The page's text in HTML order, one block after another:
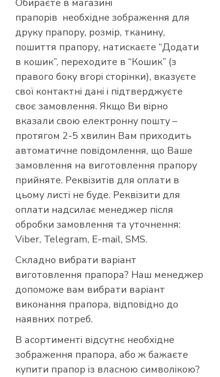
Обираєте в магазині
прапорів необхідне зображення для
друку прапору, розмір, тканину,
пошиття прапору, натискаєте “Додати
в кошик”, переходите в “Кошик” (з
правого боку вгорі сторінки), вказуєте
свої контактні дані і підтверджуєте
своє замовлення. Якщо Ви вірно
вказали свою електронну пошту –
протягом 2-5 хвилин Вам приходить
автоматичне повідомлення, що Ваше
замовлення на виготовлення прапору
прийняте. Реквізитів для оплати в
цьому листі не буде. Реквізити для
оплати надсилає менеджер після
обробки замовлення та уточнення:
Viber, Telegram, E-mail, SMS.
Складно вибрати варіант
виготовлення прапора? Наш менеджер
допоможе вам вибрати варіант
виконання прапора, відповідно до
наявних потреб.
В асортименті відсутнє необхідне
зображення прапора, або ж бажаєте
купити прапор із власною символікою?